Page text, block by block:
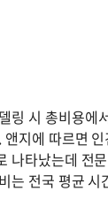
링 시 총비용에
지에 따르면
나타났는데 전
는 전국 평균 시